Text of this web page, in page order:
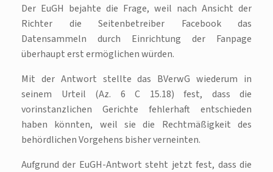
Der EuGH bejahte die Frage, weil nach Ansicht der
Richter die Seitenbetreiber Facebook das
Datensammeln durch Einrichtung der Fanpage
überhaupt erst ermöglichen würden.
Mit der Antwort stellte das BVerwG wiederum in
seinem Urteil (Az. 6 C 15.18) fest, dass die
vorinstanzlichen Gerichte fehlerhaft entschieden
haben könnten, weil sie die Rechtmäßigkeit des
behördlichen Vorgehens bisher verneinten.
Aufgrund der EuGH-Antwort steht jetzt fest, dass die